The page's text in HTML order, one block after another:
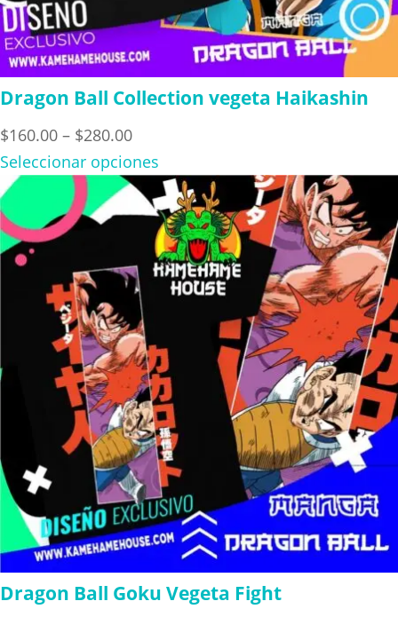
Dragon Ball Collection vegeta Haikashin
$160.00 – $280.00Price
range:
$160.00
through
$280.00
Seleccionar opciones
Dragon Ball Goku Vegeta Fight